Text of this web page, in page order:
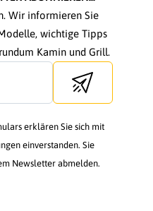
Wir informieren Sie
wichtige Tipps
Kamin und Grill.
Send newsletter
erklären Sie sich mit
einverstanden. Sie
Newsletter abmelden.